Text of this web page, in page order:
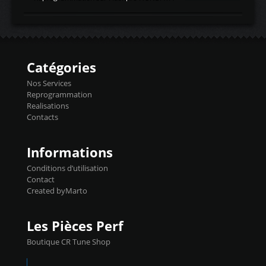
d'admissiontemp ex. pour atmo -30- 80°C
temperaturetemperature ldr moteurtemp
Injecteurs + Flashpro 1370€ TTC Le
précise et performante. Vous pourrez
basculer de la carto sans plomb à Ethanol à
l'aide du flashpro OPTION ECONOMIQUES
Reprog SP 98 sur le calculateur d'origine
450€ TTC Un gain d'environ 10cv et 15nm
Catégories
Nos Services
Reprogrammation
Realisations
Contacts
Informations
Conditions d’utilisation
Contact
Created byMarto
Les Pièces Perf
Boutique CR Tune Shop